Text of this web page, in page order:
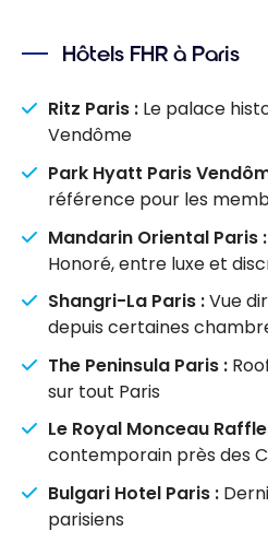
Hôtels FHR à Paris
Ritz Paris : Le palace
Vendôme
Park Hyatt Paris
référence pour les
Mandarin Oriental Paris :
Honoré, entre luxe et
Shangri-La Paris :Vue
depuis certaines
The Peninsula Paris :
sur tout Paris
Le Royal Monceau
contemporain près des
Bulgari Hotel Paris :
parisiens